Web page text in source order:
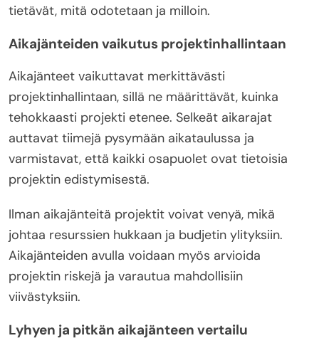
tietävät, mitä odotetaan ja milloin.
Aikajänteiden vaikutus projektinhallintaan
Aikajänteet vaikuttavat merkittävästi
projektinhallintaan, sillä ne määrittävät, kuinka
tehokkaasti projekti etenee. Selkeät aikarajat
auttavat tiimejä pysymään aikataulussa ja
varmistavat, että kaikki osapuolet ovat tietoisia
projektin edistymisestä.
Ilman aikajänteitä projektit voivat venyä, mikä
johtaa resurssien hukkaan ja budjetin ylityksiin.
Aikajänteiden avulla voidaan myös arvioida
projektin riskejä ja varautua mahdollisiin
viivästyksiin.
Lyhyen ja pitkän aikajänteen vertailu